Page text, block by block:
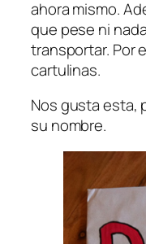
ahora mismo.
que pese ni
transportar. Por
cartulinas.
Nos gusta esta,
su nombre.